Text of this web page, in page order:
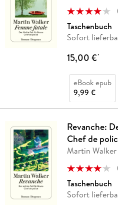
Taschenbuch
Sofort
15,00 €*
eBook epub
9,99 €
Revanche:
Chef de
Martin Walker
Taschenbuch
Sofort